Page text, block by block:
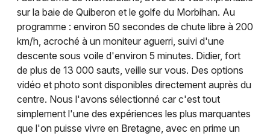
sur la baie de Quiberon et le golfe du Morbihan. Au
programme : environ 50 secondes de chute libre à 200
km/h, acroché à un moniteur aguerri, suivi d'une
descente sous voile d'environ 5 minutes. Didier, fort
de plus de 13 000 sauts, veille sur vous. Des options
vidéo et photo sont disponibles directement auprès du
centre. Nous l'avons sélectionné car c'est tout
simplement l'une des expériences les plus marquantes
que l'on puisse vivre en Bretagne, avec en prime un